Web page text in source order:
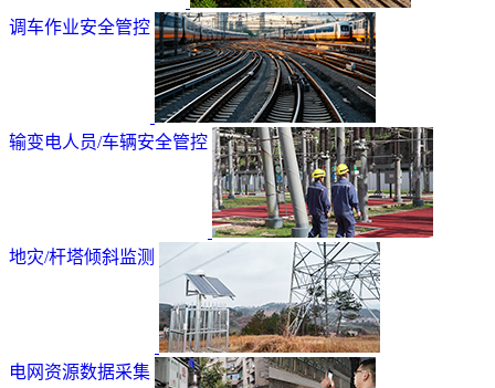
调车作业安全管控
输变电人员/车辆安全管控
地灾/杆塔倾斜监测
电网资源数据采集